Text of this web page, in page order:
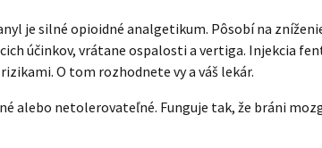
je silné opioidné analgetikum. Pôsobí na
účinkov, vrátane ospalosti a vertiga. Injekcia
O tom rozhodnete vy a váš lekár.
alebo netolerovateľné. Funguje tak, že bráni